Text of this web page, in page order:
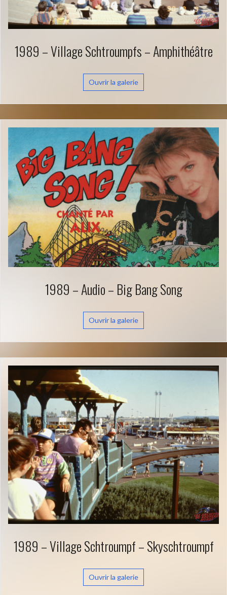
1989 – Village Schtroumpfs – Amphithéâtre
Ouvrir la galerie
1989 – Audio – Big Bang Song
Ouvrir la galerie
1989 – Village Schtroumpf – Skyschtroumpf
Ouvrir la galerie